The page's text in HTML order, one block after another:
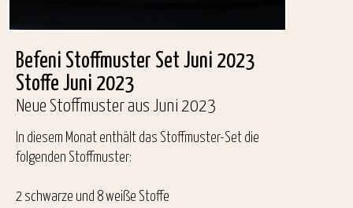
Befeni Stoffmuster Set Juni 2023
Stoffe Juni 2023
Neue Stoffmuster aus Juni 2023
In diesem Monat enthält das Stoffmuster-Set die
folgenden Stoffmuster:
2 schwarze und 8 weiße Stoffe